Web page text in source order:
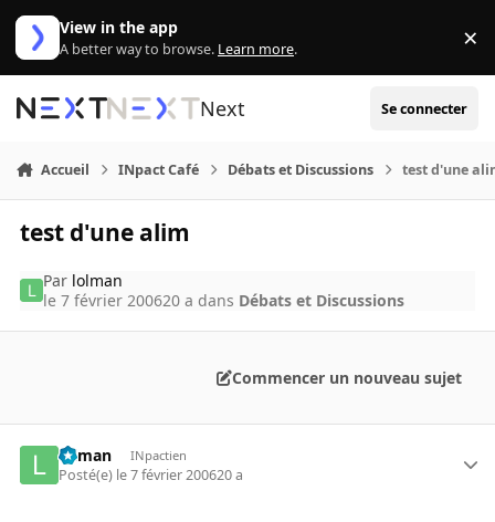
Aller au contenu
View in the app
A better way to browse. Learn more. ×
Next Se connecter
Accueil INpact Café Débats et Discussions test d'une
test d'une alim
Par lolman
le 7 février 200620 a dans Débats et Discussions
Commencer un nouveau sujet
lolman INpactien
Posté(e) le 7 février 200620 a